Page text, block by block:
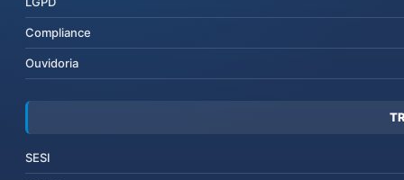
Compliance
Ouvidoria
SESI